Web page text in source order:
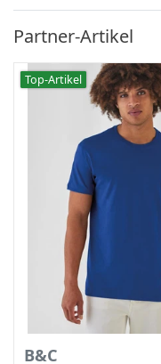
Partner-Artikel
Top-Artikel
B&C